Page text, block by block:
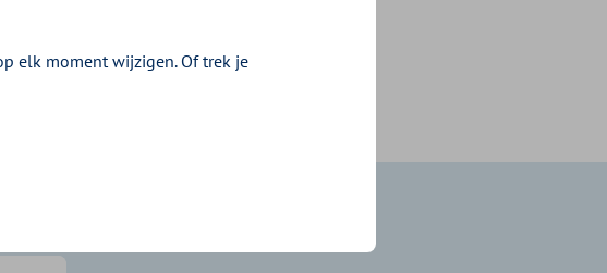
elk moment wijzigen. Of trek je